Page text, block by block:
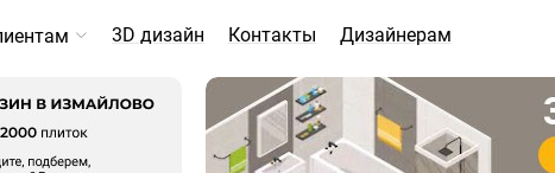
3D дизайн Контакты Дизайнерам